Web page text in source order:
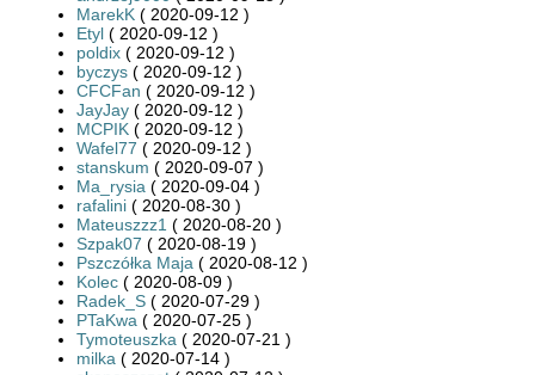
MarekK ( 2020-09-12 )
Etyl ( 2020-09-12 )
poldix ( 2020-09-12 )
byczys ( 2020-09-12 )
CFCFan ( 2020-09-12 )
JayJay ( 2020-09-12 )
MCPIK ( 2020-09-12 )
Wafel77 ( 2020-09-12 )
stanskum ( 2020-09-07 )
Ma_rysia ( 2020-09-04 )
rafalini ( 2020-08-30 )
Mateuszzz1 ( 2020-08-20 )
Szpak07 ( 2020-08-19 )
Pszczółka Maja ( 2020-08-12 )
Kolec ( 2020-08-09 )
Radek_S ( 2020-07-29 )
PTaKwa ( 2020-07-25 )
Tymoteuszka ( 2020-07-21 )
milka ( 2020-07-14 )